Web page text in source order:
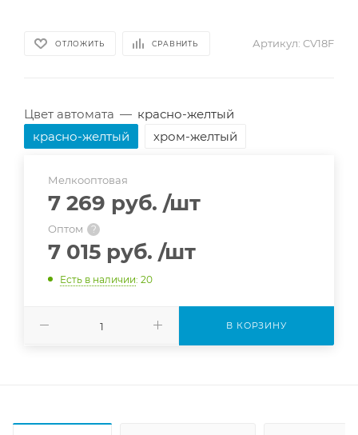
ОТЛОЖИТЬ СРАВНИТЬ Артикул: CV18F
Цвет автомата — красно-желтый
красно-желтый
хром-желтый
Мелкооптовая
7 269 руб. /шт
Оптом ?
7 015 руб. /шт
Есть в наличии: 20
В КОРЗИНУ